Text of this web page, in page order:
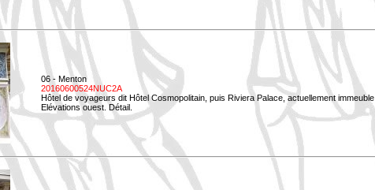
06 - Menton
20160600524NUC2A
Hôtel de voyageurs dit Hôtel Cosmopolitain, puis Riviera Palace, actuellement immeuble
Elévations ouest. Détail.